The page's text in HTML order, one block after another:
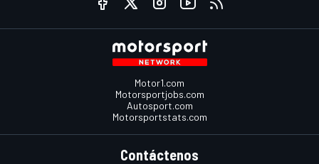
Motor1.com
Motorsportjobs.com
Autosport.com
Motorsportstats.com
Contáctenos